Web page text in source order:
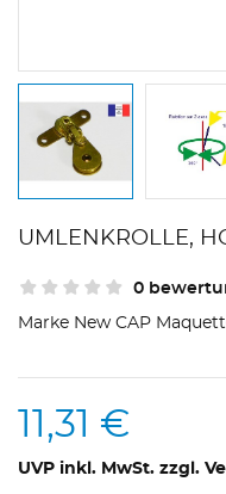
UMLENKROLLE,
0
Marke New CAP
11,31 €
UVP inkl. MwSt. zzgl.